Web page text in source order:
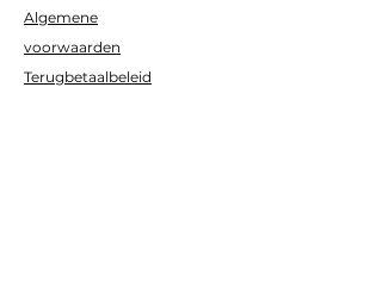
Algemene
voorwaarden
Terugbetaalbeleid